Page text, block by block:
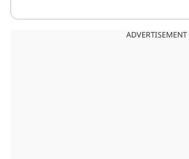
ADVERTISEMENT